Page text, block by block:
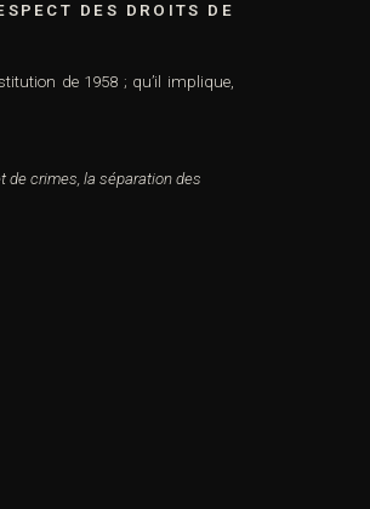
DES DROITS DE
de 1958 ; qu’il implique,
de crimes, la séparation des